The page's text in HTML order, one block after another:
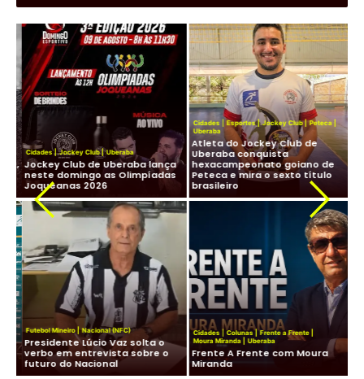
Cidades| Jockey Club| Uberaba
Jockey Club de Uberaba lança
neste domingo as Olimpíadas
Joqueanas 2026
Cidades| Esportes| Jockey Club| Peteca|
Uberaba
Atleta do Jockey Club de
Uberaba conquista
hexacampeonato goiano de
Peteca e mira o sexto título
brasileiro
Futebol Mineiro| Nacional (NFC)
Presidente Lúcio Vaz solta o
verbo em entrevista sobre o
futuro do Nacional
Cidades| Colunas| Frente a Frente|
Moura Miranda| Uberaba
Frente A Frente com Moura
Miranda